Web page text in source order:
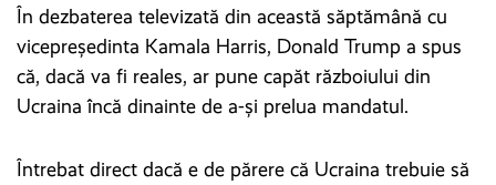
În dezbaterea televizată din această săptămână cu
vicepreședinta Kamala Harris, Donald Trump a spus
că, dacă va fi reales, ar pune capăt războiului din
Ucraina încă dinainte de a-și prelua mandatul.
Întrebat direct dacă e de părere că Ucraina trebuie să